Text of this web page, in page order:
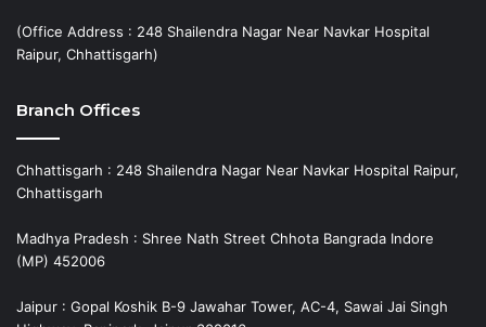
(Office Address : 248 Shailendra Nagar Near Navkar Hospital
Raipur, Chhattisgarh)
Branch Offices
Chhattisgarh : 248 Shailendra Nagar Near Navkar Hospital Raipur,
Chhattisgarh
Madhya Pradesh : Shree Nath Street Chhota Bangrada Indore
(MP) 452006
Jaipur : Gopal Koshik B-9 Jawahar Tower, AC-4, Sawai Jai Singh